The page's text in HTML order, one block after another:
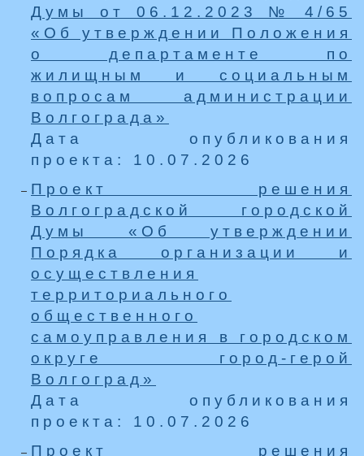
Думы от 06.12.2023 № 4/65
«Об утверждении Положения
о департаменте по
жилищным и социальным
вопросам администрации
Волгограда»
Дата опубликования
проекта: 10.07.2026
Проект решения
Волгоградской городской
Думы «Об утверждении
Порядка организации и
осуществления
территориального
общественного
самоуправления в городском
округе город-герой
Волгоград»
Дата опубликования
проекта: 10.07.2026
Проект решения